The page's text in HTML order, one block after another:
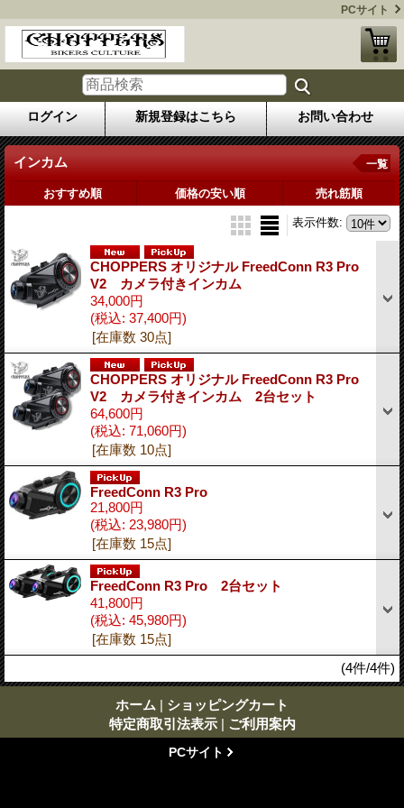
PCサイト
ログイン 新規登録はこちら お問い合わせ
インカム 一覧
おすすめ順 価格の安い順 売れ筋順
表示件数:
CHOPPERS オリジナル FreedConn R3 Pro
V2 カメラ付きインカム
34,000円
(税込: 37,400円)
[在庫数 30点]
CHOPPERS オリジナル FreedConn R3 Pro
V2 カメラ付きインカム 2台セット
64,600円
(税込: 71,060円)
[在庫数 10点]
FreedConn R3 Pro
21,800円
(税込: 23,980円)
[在庫数 15点]
FreedConn R3 Pro 2台セット
41,800円
(税込: 45,980円)
[在庫数 15点]
(4件/4件)
ホーム | ショッピングカート
特定商取引法表示 | ご利用案内
PCサイト